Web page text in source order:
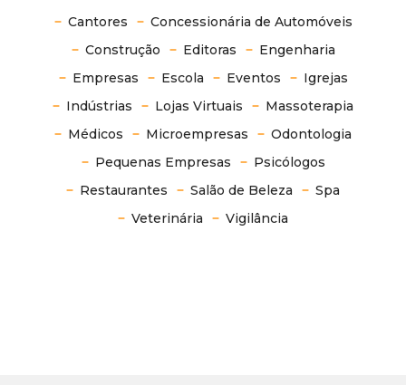
Cantores
Concessionária de Automóveis
Construção
Editoras
Engenharia
Empresas
Escola Eventos
Igrejas
Indústrias
Lojas Virtuais
Massoterapia
Médicos
Microempresas
Odontologia
Pequenas Empresas
Psicólogos
Restaurantes
Salão de Beleza
Spa
Veterinária
Vigilância